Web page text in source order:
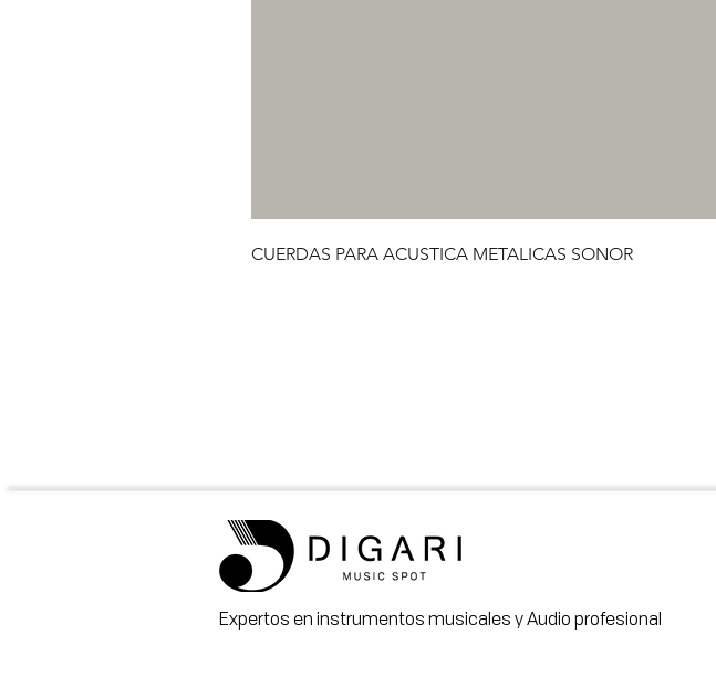
CUERDAS PARA ACUSTICA METALICAS SONOR
Expertos en instrumentos musicales y Audio profesional